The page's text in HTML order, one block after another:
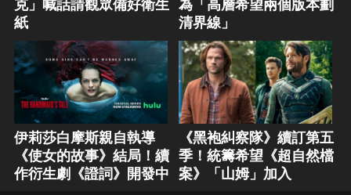
克」喊話請觀眾備好衛生
紙
為「高層希望兩個版本劃
清界線」
伊莉莎白摩斯親自執導
《使女的故事》結局！續
作衍生劇《證詞》開發中
《黑袍糾察隊》續訂第五
季！統籌希望《超自然檔
案》「山姆」加入